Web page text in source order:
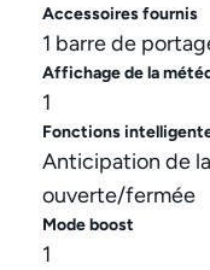
Accessoires fournis
1 barre de
Affichage de la
1
Fonctions
Anticipation de
ouverte/fermée
Mode boost
1